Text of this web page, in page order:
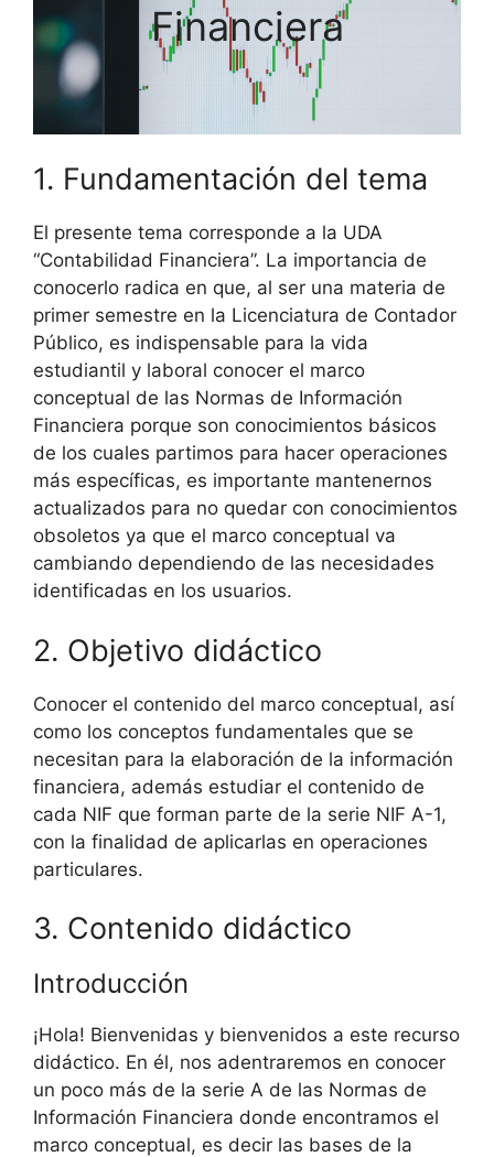
Financiera
1. Fundamentación del tema
El presente tema corresponde a la UDA
“Contabilidad Financiera”. La importancia de
conocerlo radica en que, al ser una materia de
primer semestre en la Licenciatura de Contador
Público, es indispensable para la vida
estudiantil y laboral conocer el marco
conceptual de las Normas de Información
Financiera porque son conocimientos básicos
de los cuales partimos para hacer operaciones
más específicas, es importante mantenernos
actualizados para no quedar con conocimientos
obsoletos ya que el marco conceptual va
cambiando dependiendo de las necesidades
identificadas en los usuarios.
2. Objetivo didáctico
Conocer el contenido del marco conceptual, así
como los conceptos fundamentales que se
necesitan para la elaboración de la información
financiera, además estudiar el contenido de
cada NIF que forman parte de la serie NIF A-1,
con la finalidad de aplicarlas en operaciones
particulares.
3. Contenido didáctico
Introducción
¡Hola! Bienvenidas y bienvenidos a este recurso
didáctico. En él, nos adentraremos en conocer
un poco más de la serie A de las Normas de
Información Financiera donde encontramos el
marco conceptual, es decir las bases de la